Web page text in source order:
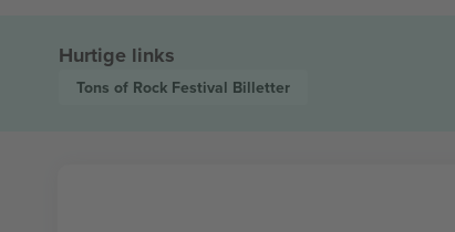
Hurtige links
Tons of Rock Festival Billetter